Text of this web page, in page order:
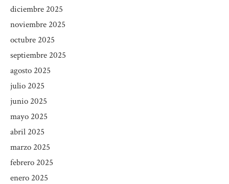
diciembre 2025
noviembre 2025
octubre 2025
septiembre 2025
agosto 2025
julio 2025
junio 2025
mayo 2025
abril 2025
marzo 2025
febrero 2025
enero 2025